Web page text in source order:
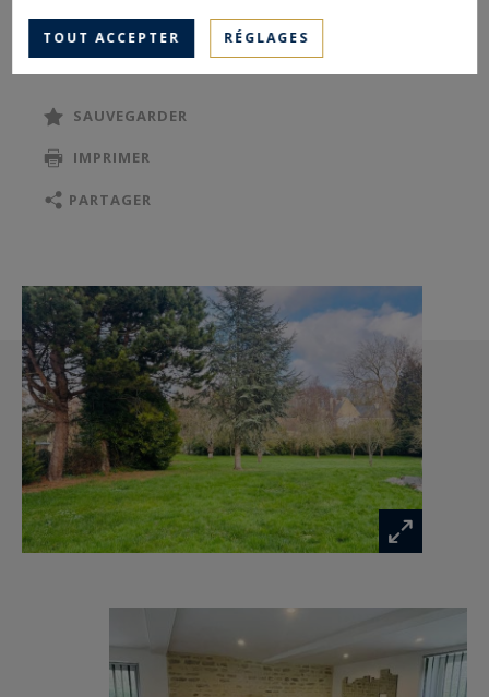
280m² et d'une maison d'amis (ou gîte) d'environ
148m² habitables.
Ainsi le logis principal s'organise sur trois
rez-de-chaussée distribue les espaces de vie,
offrant tous de vastes surfaces, ainsi et ce au fil
bois de très haut de gamme, une cuisine
aménagée et équipée de très belle facture
ouverte sur cet espace de réception et
bénéficiant d'une triple exposition avec de larges
baies vitrées dont une ouvrant sur une véranda
servant d'entrée, une salle à manger séparée,
très intimiste, elle aussi très lumineuse grâce à
de belles ouvertures à trois expositions et
agrémentée d'un joli mur en pierre apparente,
l'étage. Un escalier droit, typique de la région,
vous conduira au premier étage où vous serez
subjugués par les surfaces et les aménagements
LIRE LA SUITE
SAUVEGARDER
IMPRIMER
PARTAGER
TOUT ACCEPTER RÉGLAGES